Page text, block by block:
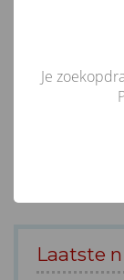
Laatste
Je